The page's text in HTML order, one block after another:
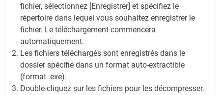
fichier, sélectionnez [Enregistrer] et spécifiez le
répertoire dans lequel vous souhaitez enregistrer le
fichier. Le téléchargement commencera
automatiquement.
Les fichiers téléchargés sont enregistrés dans le
dossier spécifié dans un format auto-extractible
(format .exe).
Double-cliquez sur les fichiers pour les décompresser.